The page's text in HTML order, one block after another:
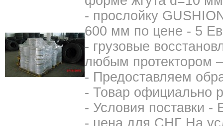
- прослойку
600 мм по цене - 5
- грузовые
любым протектором
- Предоставляем
- Товар официально
- Условия поставки -
- цена для СНГ На